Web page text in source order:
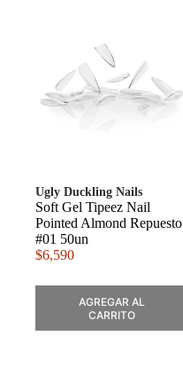
Ugly Duckling Nails
Soft Gel Tipeez Nail
Pointed Almond Repuesto
#01 50un
$6,590
AGREGAR AL
CARRITO